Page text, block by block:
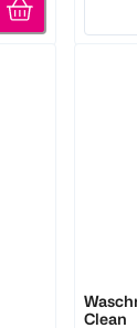
Clean